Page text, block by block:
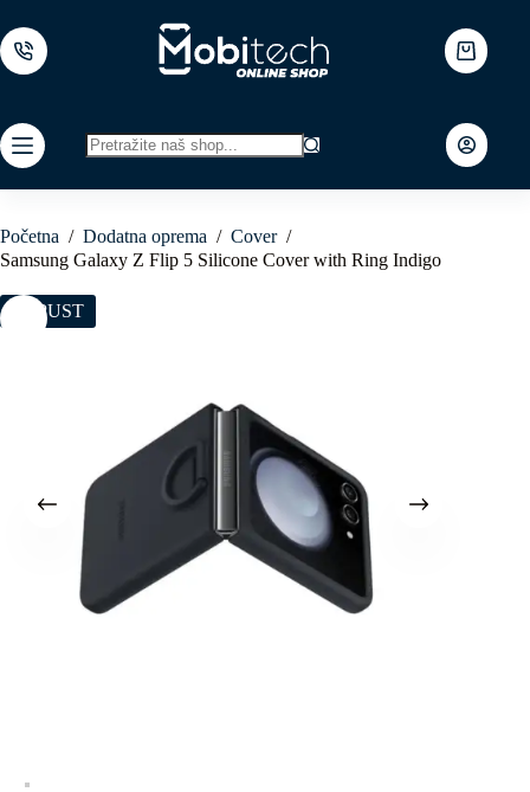
to
content
Shopping
cart
results
Početna / Dodatna oprema / Cover /
Samsung Galaxy Z Flip 5 Silicone Cover with Ring Indigo
POPUST